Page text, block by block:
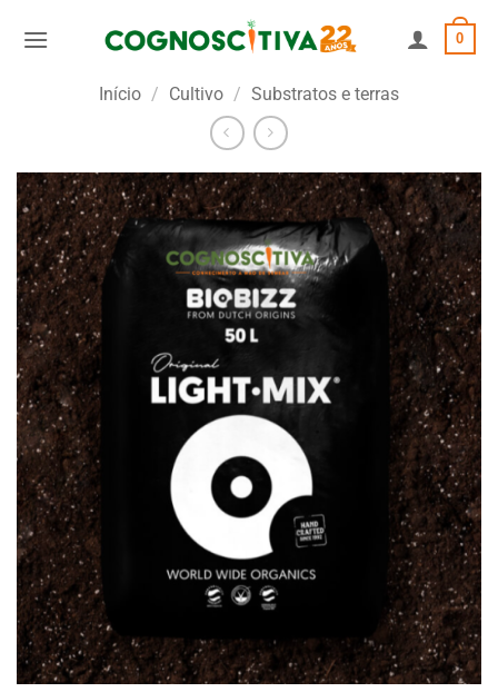
0
Início / Cultivo / Substratos e terras